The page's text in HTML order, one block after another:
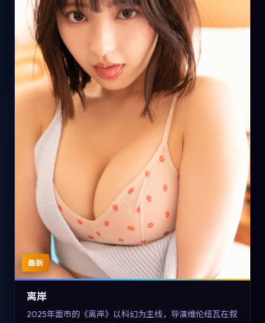
最新
离岸
2025年面市的《离岸》以科幻为主线，导演维伦纽瓦在叙